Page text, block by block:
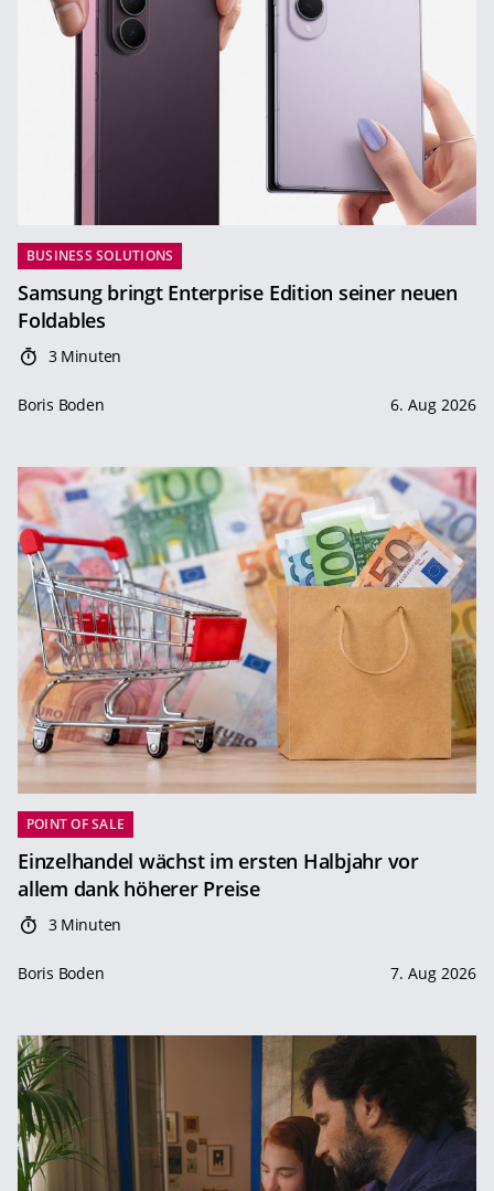
BUSINESS SOLUTIONS
Samsung bringt Enterprise Edition seiner neuen
Foldables
3 Minuten
Boris Boden 6. Aug 2026
POINT OF SALE
Einzelhandel wächst im ersten Halbjahr vor
allem dank höherer Preise
3 Minuten
Boris Boden 7. Aug 2026